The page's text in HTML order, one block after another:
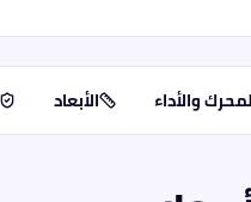
والأداء الأبعاد